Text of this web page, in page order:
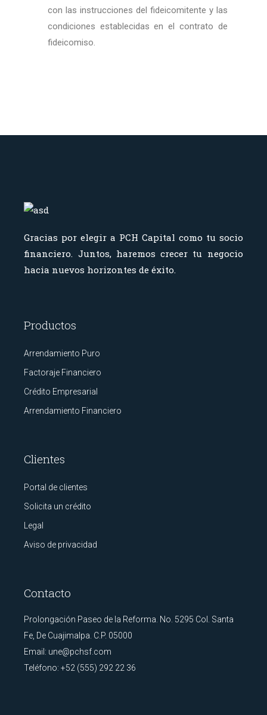
con las instrucciones del fideicomitente y las
condiciones establecidas en el contrato de
fideicomiso.
Gracias por elegir a PCH Capital como tu socio
financiero. Juntos, haremos crecer tu negocio
hacia nuevos horizontes de éxito.
Productos
Arrendamiento Puro
Factoraje Financiero
Crédito Empresarial
Arrendamiento Financiero
Clientes
Portal de clientes
Solicita un crédito
Legal
Aviso de privacidad
Contacto
Prolongación Paseo de la Reforma. No. 5295 Col. Santa
Fe, De Cuajimalpa. C.P. 05000
Email: une@pchsf.com
Teléfono:+52 (555) 292 22 36